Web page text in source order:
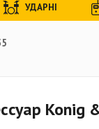
УДАРНІ